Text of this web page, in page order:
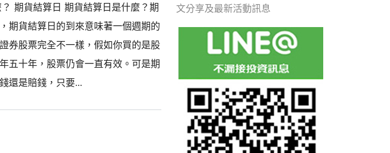
期貨結算日 期貨結算日是什麼？期
期貨結算日的到來意味著一個週期的
券股票完全不一樣，假如你買的是股
五十年，股票仍會一直有效。可是期
還是賠錢，只要...
文分享及最新活動訊息